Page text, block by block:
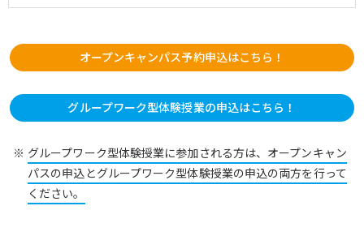
オープンキャンパス予約申込はこちら！
グループワーク型体験授業の申込はこちら！
グループワーク型体験授業に参加される方は、オープンキャン
パスの申込とグループワーク型体験授業の申込の両方を行って
ください。